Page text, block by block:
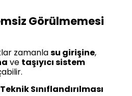
Görülmemesi
zamanlasu girişine,
ve taşıyıcı sistem
Sınıflandırılması